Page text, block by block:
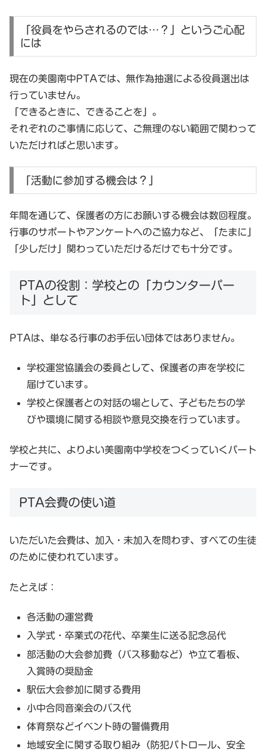
「役員をやらされるのでは…？」というご心配
には
現在の美園南中PTAでは、 無作為抽選による役員選出は
行っていません。
「できるときに、できることを」。
それぞれのご事情に応じて、ご無理のない範囲で関わって
いただければと思います。
「活動に参加する機会は？」
年間を通じて、保護者の方にお願いする機会は数回程度。
行事のサポートやアンケートへのご協力など、
「たまに」
「少しだけ」関わっていただけるだけでも十分です。
PTAの役割：学校との「カウンターパー
ト」として
PTAは、単なる行事のお手伝い団体ではありません。
学校運営協議会の委員として、保護者の声を学校に
届けています。
学校と保護者との対話の場として、子どもたちの学
びや環境に関する相談や意見交換を行っています。
学校と共に、よりよい美園南中学校をつくっていくパート
ナーです。
PTA会費の使い道
いただいた会費は、 加入・未加入を問わず、すべての生徒
のために使われています。
たとえば：
各活動の運営費
入学式・卒業式の花代、卒業生に送る記念品代
部活動の大会参加費（バス移動など）や立て看板、
入賞時の奨励金
駅伝大会参加に関する費用
小中合同音楽会のバス代
体育祭などイベント時の警備費用
地域安全に関する取り組み（防犯パトロール、安全